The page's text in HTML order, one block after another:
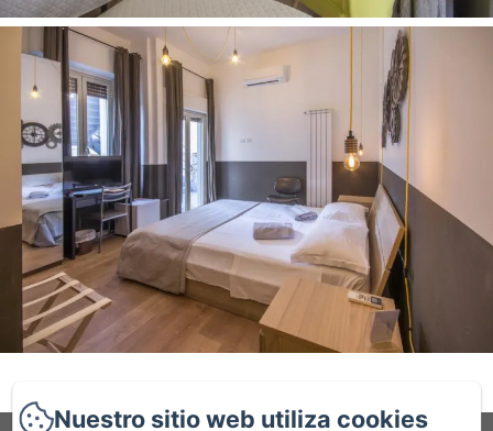
Nuestro sitio web utiliza cookies